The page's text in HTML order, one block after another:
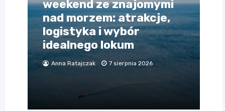
weekend ze znajomymi
nad morzem: atrakcje,
logistyka i wybór
idealnego lokum
Anna Ratajczak 7 sierpnia 2026